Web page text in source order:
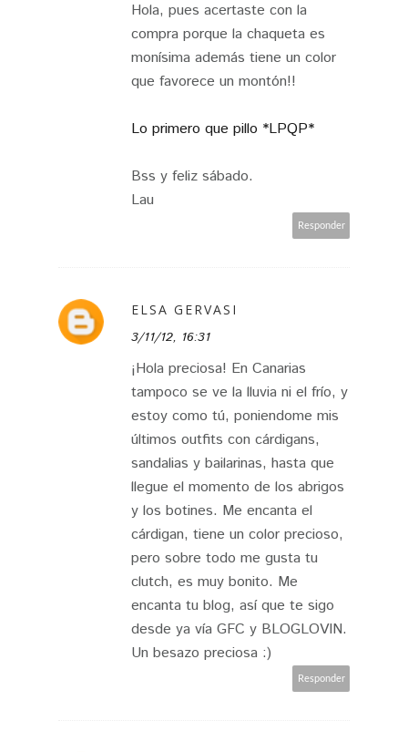
Hola, pues acertaste con la
compra porque la chaqueta es
monísima además tiene un color
que favorece un montón!!
Lo primero que pillo *LPQP*
Bss y feliz sábado.
Lau
Responder
ELSA GERVASI
3/11/12, 16:31
¡Hola preciosa! En Canarias
tampoco se ve la lluvia ni el frío, y
estoy como tú, poniendome mis
últimos outfits con cárdigans,
sandalias y bailarinas, hasta que
llegue el momento de los abrigos
y los botines. Me encanta el
cárdigan, tiene un color precioso,
pero sobre todo me gusta tu
clutch, es muy bonito. Me
encanta tu blog, así que te sigo
desde ya vía GFC y BLOGLOVIN.
Un besazo preciosa :)
Responder